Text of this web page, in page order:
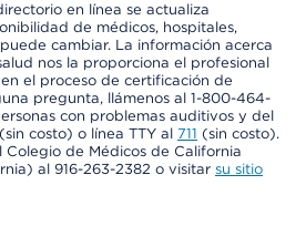
en línea se actualiza
de médicos, hospitales,
cambiar. La información acerca
nos la proporciona el profesional
el proceso de certificación de
pregunta, llámenos al 1-800-464-
con problemas auditivos y del
costo) o línea TTY al 711 (sin costo).
Colegio de Médicos de California
al 916-263-2382 o visitar su sitio